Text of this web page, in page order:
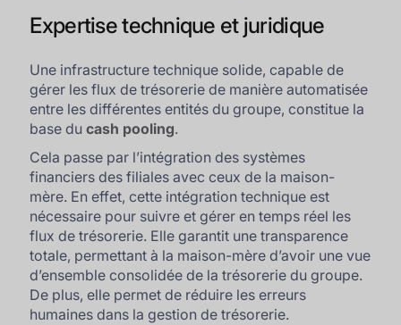
Expertise technique et juridique
Une infrastructure technique solide, capable de
gérer les flux de trésorerie de manière automatisée
entre les différentes entités du groupe, constitue la
base ducash pooling.
Cela passe par l’intégration des systèmes
financiers des filiales avec ceux de la maison-
mère. En effet, cette intégration technique est
nécessaire pour suivre et gérer en temps réel les
flux de trésorerie. Elle garantit une transparence
totale, permettant à la maison-mère d’avoir une vue
d’ensemble consolidée de la trésorerie du groupe.
De plus, elle permet de réduire les erreurs
humaines dans la gestion de trésorerie.